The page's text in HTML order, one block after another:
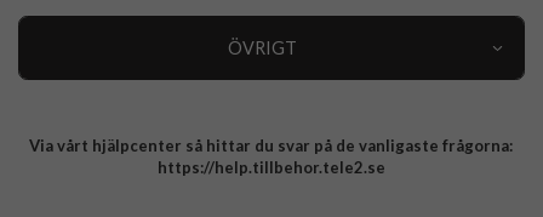
ÖVRIGT
Integritetspolicy
Via vårt hjälpcenter så hittar du svar på de vanligaste frågorna:
https://help.tillbehor.tele2.se